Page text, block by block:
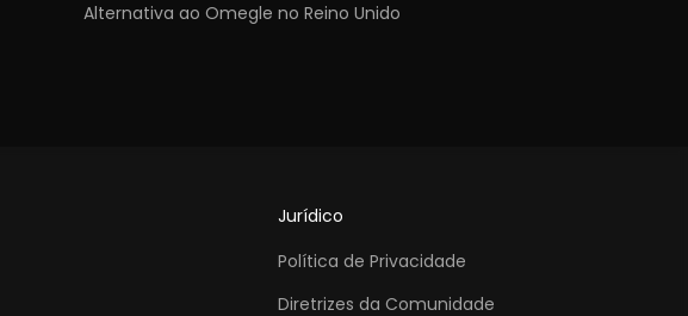
Alternativa ao Omegle no Reino Unido
Jurídico
Política de Privacidade
Diretrizes da Comunidade